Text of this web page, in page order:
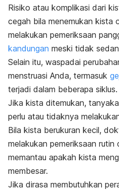
Risiko atau komplikasi dari
cegah bila menemukan kista
melakukan pemeriksaan
kandungan meski tidak
Selain itu, waspadai
menstruasi Anda, termasuk
terjadi dalam beberapa siklus.
Jika kista ditemukan,
perlu atau tidaknya
Bila kista berukuran kecil,
melakukan pemeriksaan rutin
memantau apakah kista
membesar.
Jika dirasa membutuhkan